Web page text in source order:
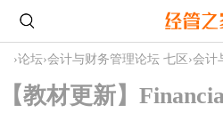
›论坛›会计与财务管理论坛 七区 ›会计
【教材更新】